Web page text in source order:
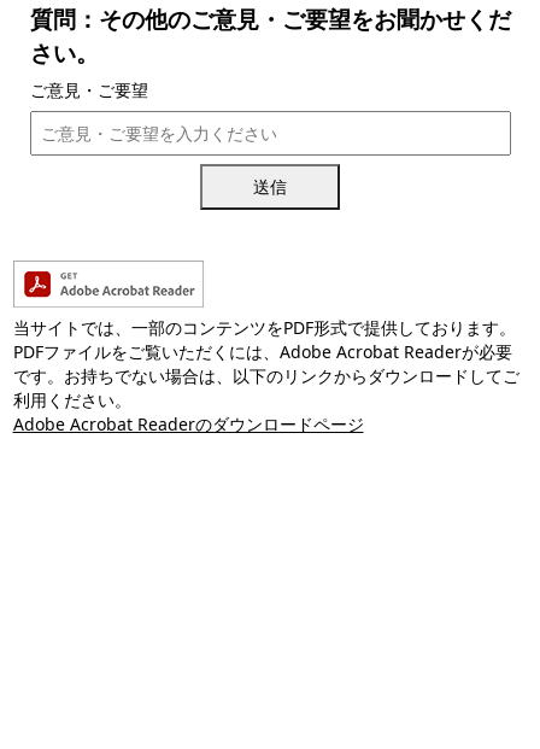
質問：その他のご意見・ご要望をお聞かせくだ
さい。
ご意見・ご要望
送信
当サイトでは、一部のコンテンツをPDF形式で提供しております。
PDFファイルをご覧いただくには、Adobe Acrobat Readerが必要
です。お持ちでない場合は、以下のリンクからダウンロードしてご
利用ください。
Adobe Acrobat Readerのダウンロードページ